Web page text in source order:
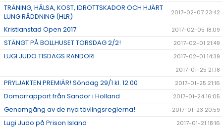
TRÄNING, HÄLSA, KOST, IDROTTSKADOR OCH HJÄRT
LUNG RÄDDNING (HLR)
2017-02-07 23:42
Kristianstad Open 2017 2017-02-05 18:09
STÄNGT PÅ BOLLHUSET TORSDAG 2/2! 2017-02-01 21:49
LUGI JUDO TISDAGS RANDORI
2017-02-01 14:39
2017-01-25 21:18
PRYLJAKTEN PREMIÄR! Söndag 29/1 kl. 12.00 2017-01-25 21:16
Domarrapport från Sandor i Holland 2017-01-24 16:05
Genomgång av de nya tävlingsreglerna! 2017-01-23 20:59
Lugi Judo på Prison Island 2017-01-21 18:16